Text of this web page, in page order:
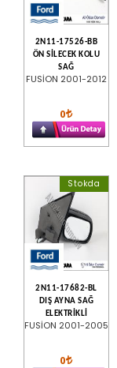
2N11-17526-BB
ÖN SİLECEK KOLU
SAĞ
FUSİON 2001-2012
0
Stokda
2N11-17682-BL
DIŞ AYNA SAĞ
ELEKTRİKLİ
FUSİON 2001-2005
0